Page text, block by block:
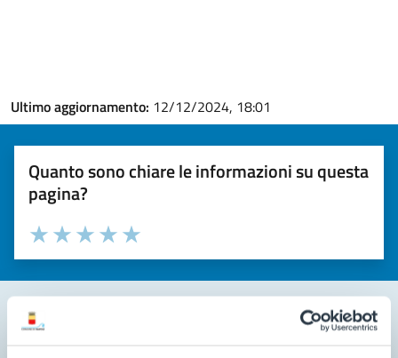
Ultimo aggiornamento: 12/12/2024, 18:01
Quanto sono chiare le informazioni su questa
pagina?
Valuta la chiarezza delle informazioni (da 1 a 5 stelle)
Seleziona il numero di stelle per valutare la chiarezza delle
Valuta 5 stelle su 5
Valuta 4 stelle su 5
Valuta 3 stelle su 5
Valuta 2 stelle su 5
Valuta 1 stelle su 5